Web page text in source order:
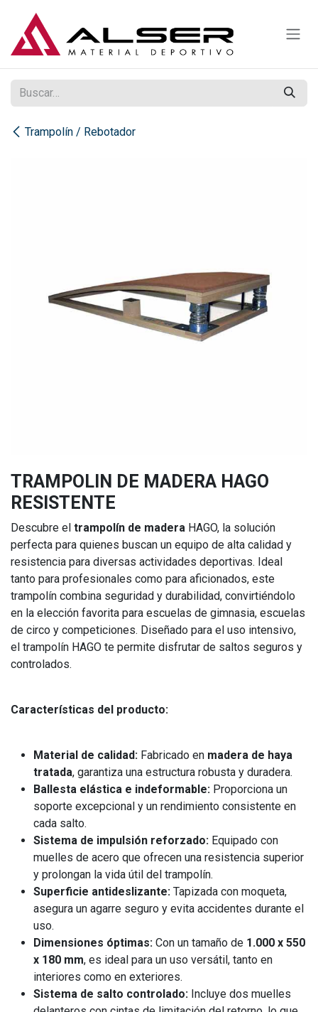
Trampolín / Rebotador
TRAMPOLIN DE MADERA HAGO
RESISTENTE
Descubre el trampolín de madera HAGO, la solución
perfecta para quienes buscan un equipo de alta calidad y
resistencia para diversas actividades deportivas. Ideal
tanto para profesionales como para aficionados, este
trampolín combina seguridad y durabilidad, convirtiéndolo
en la elección favorita para escuelas de gimnasia, escuelas
de circo y competiciones. Diseñado para el uso intensivo,
el trampolín HAGO te permite disfrutar de saltos seguros y
controlados.
Características del producto:
Material de calidad: Fabricado en madera de haya
tratada, garantiza una estructura robusta y duradera.
Ballesta elástica e indeformable: Proporciona un
soporte excepcional y un rendimiento consistente en
cada salto.
Sistema de impulsión reforzado: Equipado con
muelles de acero que ofrecen una resistencia superior
y prolongan la vida útil del trampolín.
Superficie antideslizante: Tapizada con moqueta,
asegura un agarre seguro y evita accidentes durante el
uso.
Dimensiones óptimas: Con un tamaño de 1.000 x 550
x 180 mm, es ideal para un uso versátil, tanto en
interiores como en exteriores.
Sistema de salto controlado: Incluye dos muelles